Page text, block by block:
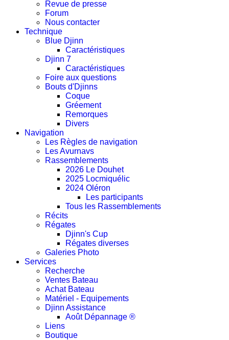
Revue de presse
Forum
Nous contacter
Technique
Blue Djinn
Caractéristiques
Djinn 7
Caractéristiques
Foire aux questions
Bouts d'Djinns
Coque
Gréement
Remorques
Divers
Navigation
Les Règles de navigation
Les Avurnavs
Rassemblements
2026 Le Douhet
2025 Locmiquélic
2024 Oléron
Les participants
Tous les Rassemblements
Récits
Régates
Djinn's Cup
Régates diverses
Galeries Photo
Services
Recherche
Ventes Bateau
Achat Bateau
Matériel - Equipements
Djinn Assistance
Août Dépannage ®
Liens
Boutique